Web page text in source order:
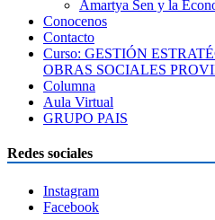
Amartya Sen y la
Conocenos
Contacto
Curso: GESTIÓN
OBRAS SOCIALES
Columna
Aula Virtual
GRUPO PAIS
Redes sociales
Instagram
Facebook